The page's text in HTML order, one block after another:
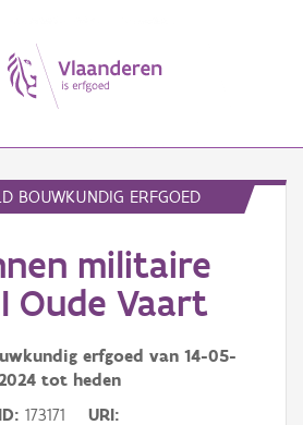
BOUWKUNDIG ERFGOED
militaire
Oude Vaart
erfgoed van 14-05-
tot heden
ID 173171
URI